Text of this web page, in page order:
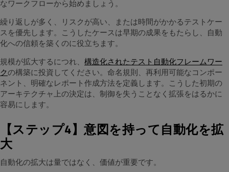
なワークフローから始めましょう。
繰り返しが多く、リスクが高い、または時間がかかるテストケー
スを優先します。こうしたケースは早期の成果をもたらし、自動
化への信頼を築くのに役立ちます。
規模が拡大するにつれ、 構造化されたテスト自動化フレームワー
クの構築に投資してください。命名規則、再利用可能なコンポー
ネント、明確なレポート作成方法を定義します。こうした初期の
アーキテクチャ上の決定は、制御を失うことなく拡張をはるかに
容易にします。
【ステップ4】意図を持って自動化を拡
大
自動化の拡大は量ではなく、価値が重要です。